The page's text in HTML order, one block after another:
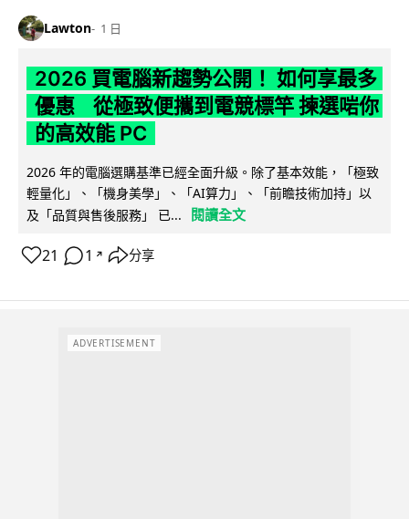
Lawton 1 日
2026 買電腦新趨勢公開！ 如何享最多
優惠 從極致便攜到電競標竿 揀選啱你
的高效能 PC
2026 年的電腦選購基準已經全面升級。除了基本效能，「極致
輕量化」、「機身美學」、「AI算力」、「前瞻技術加持」以
及「品質與售後服務」 已...
閱讀全文
21 1 ↗ 分享
ADVERTISEMENT